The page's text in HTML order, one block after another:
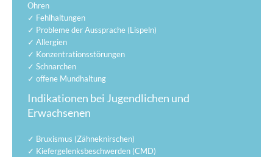
Ohren
✓ Fehlhaltungen
✓ Probleme der Aussprache (Lispeln)
✓ Allergien
✓ Konzentrationsstörungen
✓ Schnarchen
✓ offene Mundhaltung
Indikationen bei Jugendlichen und
Erwachsenen
✓ Bruxismus (Zähneknirschen)
✓ Kiefergelenksbeschwerden (CMD)